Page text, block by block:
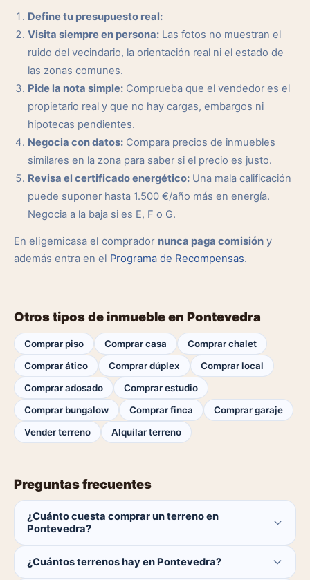
Define tu presupuesto real:
Visita siempre en persona: Las fotos no muestran el
ruido del vecindario, la orientación real ni el estado de
las zonas comunes.
Pide la nota simple: Comprueba que el vendedor es el
propietario real y que no hay cargas, embargos ni
hipotecas pendientes.
Negocia con datos: Compara precios de inmuebles
similares en la zona para saber si el precio es justo.
Revisa el certificado energético: Una mala calificación
puede suponer hasta 1.500 €/año más en energía.
Negocia a la baja si es E, F o G.
En eligemicasa el comprador nunca paga comisión y
además entra en el Programa de Recompensas.
Otros tipos de inmueble en Pontevedra
Comprar piso Comprar casa
Comprar chalet
Comprar ático
Comprar dúplex
Comprar local
Comprar adosado
Comprar estudio
Comprar bungalow
Comprar finca
Comprar garaje
Vender terreno
Alquilar terreno
Preguntas frecuentes
¿Cuánto cuesta comprar un terreno en
Pontevedra?
¿Cuántos terrenos hay en Pontevedra?